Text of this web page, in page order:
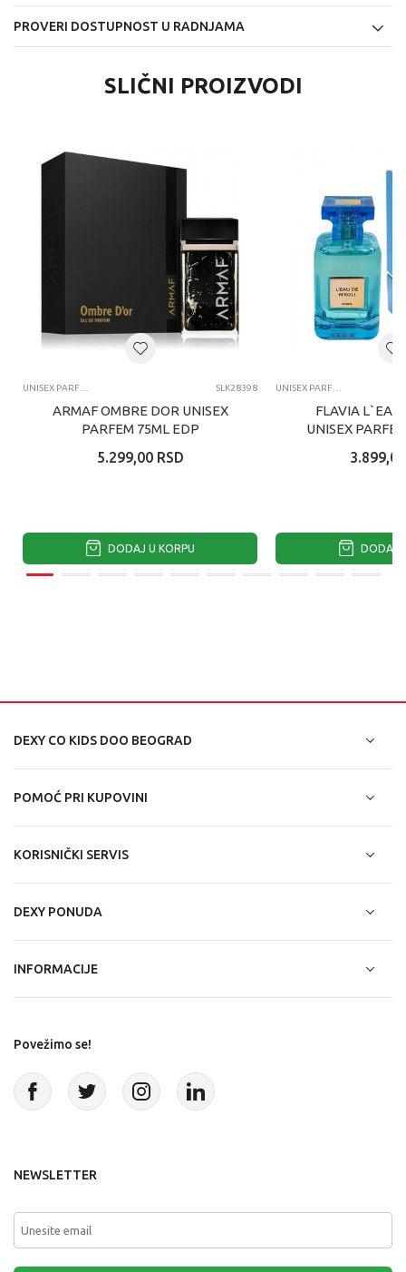
PROVERI DOSTUPNOST U RADNJAMA
SLIČNI PROIZVODI
UNISEX PARFEMI SLK28398
ARMAF OMBRE DOR UNISEX
PARFEM 75ML EDP
5.299,00 RSD
DODAJ U KORPU
UNISEX PARFEMI
FLAVIA L`EAU
UNISEX
3.899,00
DODAJ
DEXY CO KIDS DOO BEOGRAD
POMOĆ PRI KUPOVINI
KORISNIČKI SERVIS
DEXY PONUDA
INFORMACIJE
Povežimo se!
NEWSLETTER